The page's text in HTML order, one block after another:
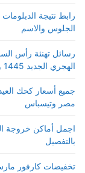
الجلوس والاسم
الهجري الجديد 1445 ودعاء العام الجديد
مصر وتيسباس
بالتفصيل